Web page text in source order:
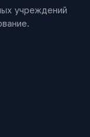
учреждений